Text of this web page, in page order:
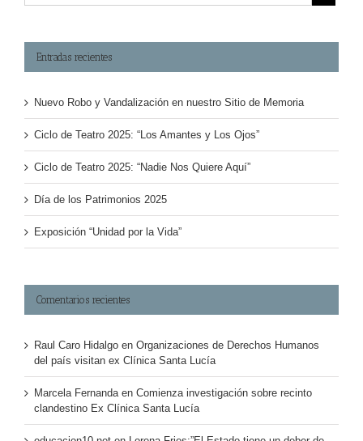
Entradas recientes
Nuevo Robo y Vandalización en nuestro Sitio de Memoria
Ciclo de Teatro 2025: “Los Amantes y Los Ojos”
Ciclo de Teatro 2025: “Nadie Nos Quiere Aquí”
Día de los Patrimonios 2025
Exposición “Unidad por la Vida”
Comentarios recientes
Raul Caro Hidalgo en Organizaciones de Derechos Humanos
del país visitan ex Clínica Santa Lucía
Marcela Fernanda en Comienza investigación sobre recinto
clandestino Ex Clínica Santa Lucía